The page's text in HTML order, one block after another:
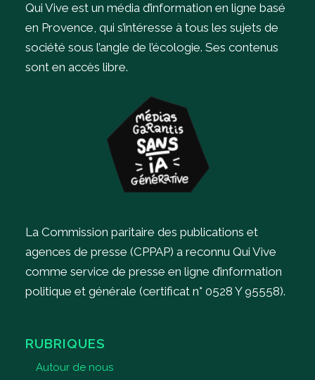
Qui Vive est un média d’information en ligne basé
en Provence, qui s’intéresse à tous les sujets de
société sous l’angle de l’écologie. Ses contenus
sont en accès libre.
La Commission paritaire des publications et
agences de presse (CPPAP) a reconnu Qui Vive
comme service de presse en ligne d’information
politique et générale (certificat n° 0528 Y 95558).
RUBRIQUES
Autour de nous